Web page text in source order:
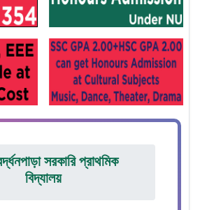
সরকারি প্রাথমিক
বিদ্যালয়